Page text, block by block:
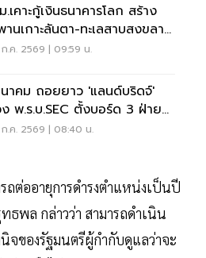
.เคาะกู้เงินธนาคารโลก สร้าง
านเกาะลันตา-ทะเลสาบสงขลา
พันล้าน
.ค. 2569 | 09:59 น.
าคม ถอยยาว 'แลนด์บริดจ์'
พ.ร.บ.SEC ตั้งบอร์ด 3 ฝ่าย
1 ปีจบ
.ค. 2569 | 08:40 น.
ถต่ออายุการดำรงตำแหน่งเป็นปี
ธพล กล่าวว่า สามารถดำเนิน
จของรัฐมนตรีผู้กำกับดูแลว่าจะ